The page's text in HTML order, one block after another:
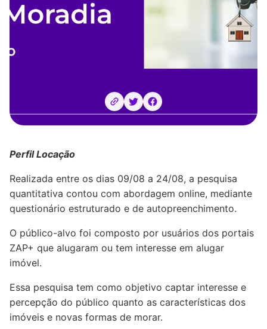
Perfil Locação
Realizada entre os dias 09/08 a 24/08, a pesquisa
quantitativa contou com abordagem online, mediante
questionário estruturado e de autopreenchimento.
O público-alvo foi composto por usuários dos portais
ZAP+ que alugaram ou tem interesse em alugar
imóvel.
Essa pesquisa tem como objetivo captar interesse e
percepção do público quanto as características dos
imóveis e novas formas de morar.